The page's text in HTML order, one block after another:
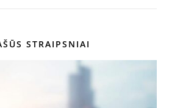
STRAIPSNIAI